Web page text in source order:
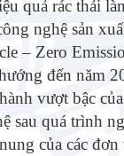
quả rác thải
nghệ sản
– Zero
đến năm
vượt bậc
sau quá trình
của các